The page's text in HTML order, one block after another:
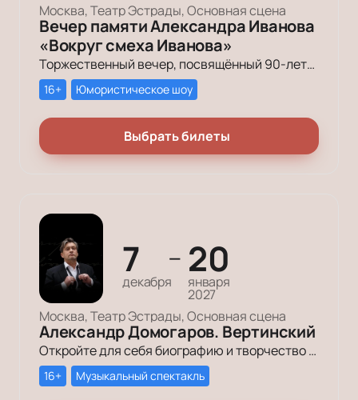
Москва, Театр Эстрады, Основная сцена
Вечер памяти Александра Иванова
«Вокруг смеха Иванова»
Торжественный вечер, посвящённый 90-летию со дня рождения легендарного поэта-пародиста, столпа советского юмора Александра Иванова.
16+ Юмористическое шоу
Выбрать билеты
7
декабря
— 20
января
2027
Москва, Театр Эстрады, Основная сцена
Александр Домогаров. Вертинский
Откройте для себя биографию и творчество Александра Вертинского на уникальном спектакле в Театре эстрады Москвы. Насладитесь выступлением Домогарова и джазового квартета. Узнайте больше о постановке и истории артиста.
16+ Музыкальный спектакль